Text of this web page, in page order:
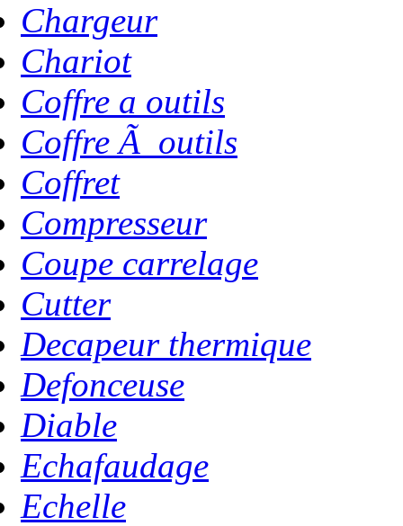
Chargeur
Chariot
Coffre a outils
Coffre Ã outils
Coffret
Compresseur
Coupe carrelage
Cutter
Decapeur thermique
Defonceuse
Diable
Echafaudage
Echelle